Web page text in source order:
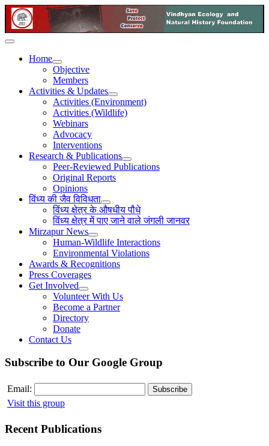
Home
Objective
Members
Activities & Updates
Activities (Environment)
Activities (Wildlife)
Webinars
Advocacy
Interventions
Research & Publications
Peer-Reviewed Publications
Original Reports
Opinions
विंध्य की जैव विविधता
विंध्य क्षेत्र के औषधीय पौधे
विंध्य क्षेत्र में पाए जाने वाले जंगली जानवर
Mirzapur News
Human-Wildlife Interactions
Environmental Violations
Awards & Recognitions
Press Coverages
Get Involved
Volunteer With Us
Become a Partner
Directory
Donate
Contact Us
Subscribe to Our Google Group
Email:
Visit this group
Recent Publications